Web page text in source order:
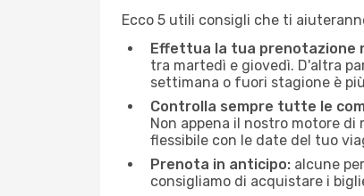
Ecco 5 utili consigli che ti
Effettua la tua prenotazione
tra martedì e giovedì. D'altra
settimana o fuori stagione è
Controlla sempre tutte le
Non appena il nostro motore
flessibile con le date del tuo
Prenota in anticipo: alcune
consigliamo di acquistare i